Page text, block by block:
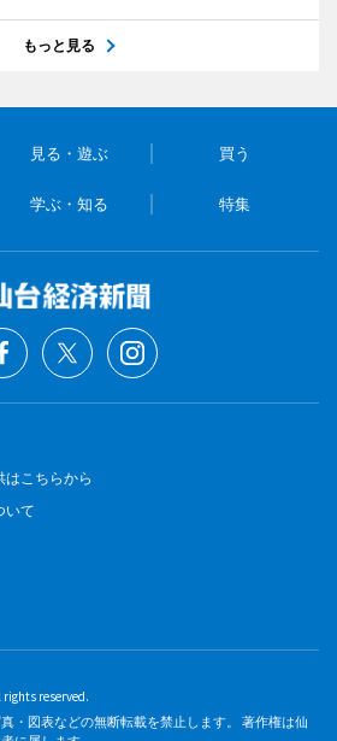
もっと見る
見る・遊ぶ 買う
学ぶ・知る 特集
はこちらから
いて
rights reserved.
・図表などの無断転載を禁止します。 著作権は仙